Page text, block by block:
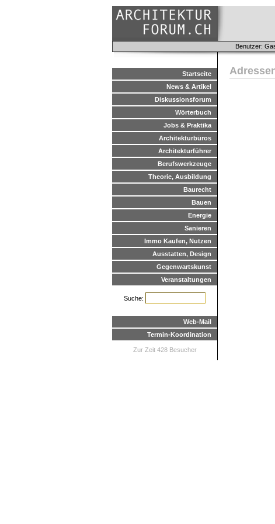
Benutzer:
Startseite
News & Artikel
Diskussionsforum
Wörterbuch
Jobs & Praktika
Architekturbüros
Architekturführer
Berufswerkzeuge
Theorie, Ausbildung
Baurecht
Bauen
Energie
Sanieren
Immo Kaufen, Nutzen
Ausstatten, Design
Gegenwartskunst
Veranstaltungen
Suche:
Web-Mail
Termin-Koordination
Zur Zeit 428 Besucher